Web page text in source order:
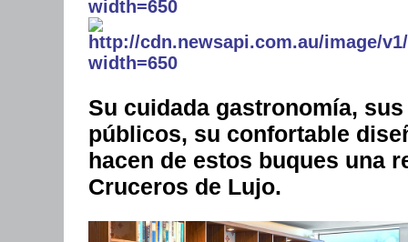
Su cuidada gastronomía,
públicos, su confortable
hacen de estos buques una
Cruceros de Lujo.